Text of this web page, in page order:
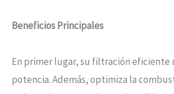
Beneficios Principales
En primer lugar, su filtración eficiente
potencia. Además, optimiza la